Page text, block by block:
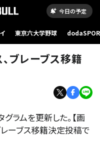
今日の予定
東京六大学野球
ブレーブス移籍
ラムを更新した。【画
レーブス移籍決定投稿で